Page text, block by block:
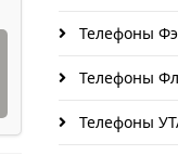
Телефоны
Телефоны
Телефоны